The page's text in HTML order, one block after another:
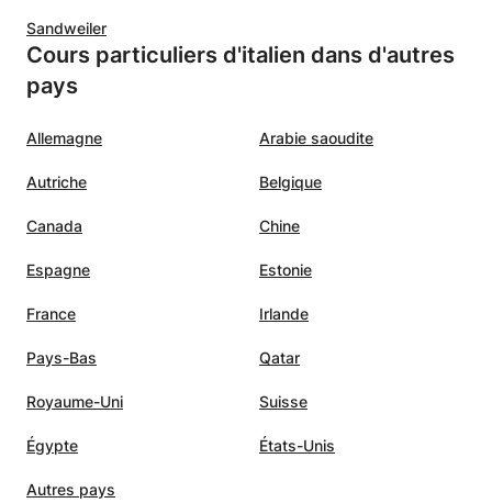
Sandweiler
Cours particuliers d'italien dans d'autres
pays
Allemagne Arabie saoudite
Autriche Belgique
Canada Chine
Espagne Estonie
France Irlande
Pays-Bas Qatar
Royaume-Uni Suisse
Égypte États-Unis
Autres pays